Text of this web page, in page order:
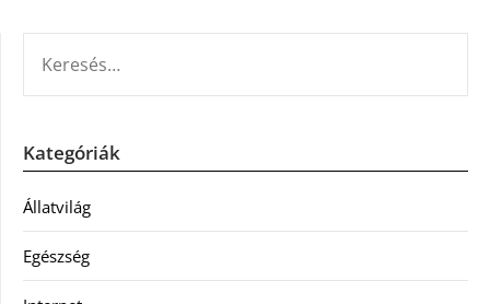
Kategóriák
Állatvilág
Egészség